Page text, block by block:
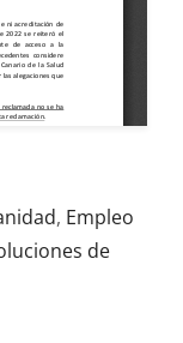
, Empleo
de